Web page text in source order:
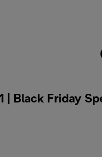
| Black Friday